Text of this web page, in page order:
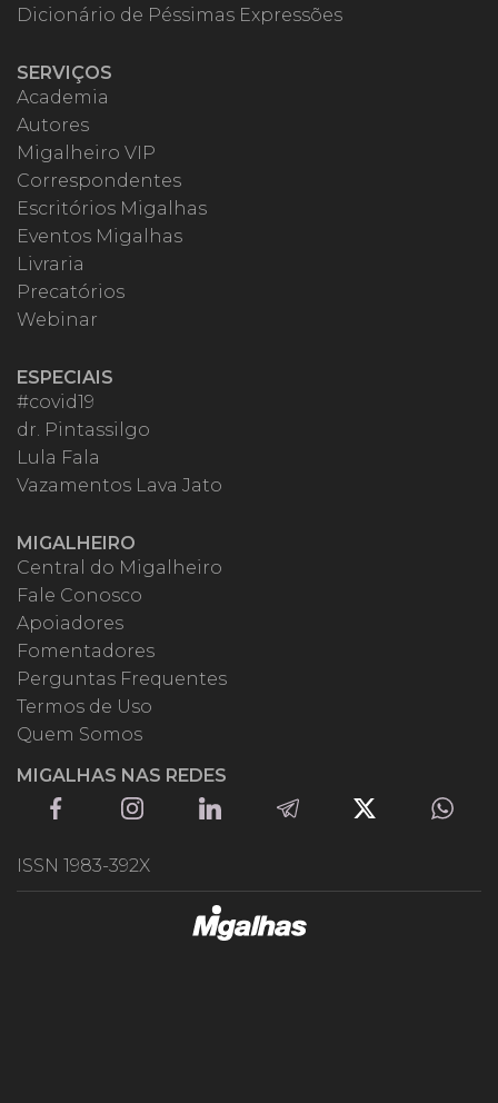
Dicionário de Péssimas Expressões
SERVIÇOS
Academia
Autores
Migalheiro VIP
Correspondentes
Escritórios Migalhas
Eventos Migalhas
Livraria
Precatórios
Webinar
ESPECIAIS
#covid19
dr. Pintassilgo
Lula Fala
Vazamentos Lava Jato
MIGALHEIRO
Central do Migalheiro
Fale Conosco
Apoiadores
Fomentadores
Perguntas Frequentes
Termos de Uso
Quem Somos
MIGALHAS NAS REDES
ISSN 1983-392X